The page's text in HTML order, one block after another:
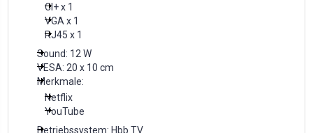
CI+ x 1
VGA x 1
RJ45 x 1
Sound: 12 W
VESA: 20 x 10 cm
Merkmale:
Netflix
YouTube
Betriebssystem: Hbb TV